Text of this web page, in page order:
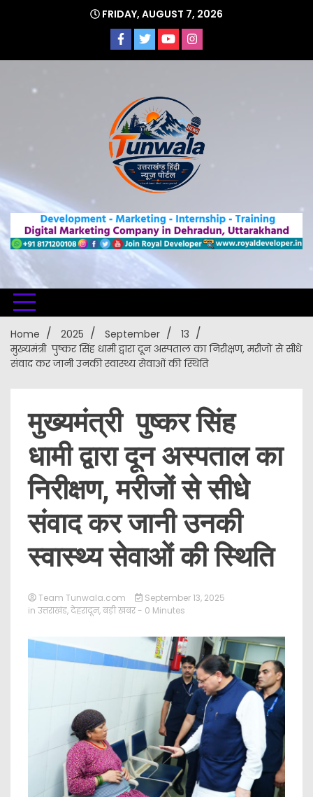
FRIDAY, AUGUST 7, 2026
Uttarakhand Hindi News Portal
Home 2025 September
13
मुख्यमंत्री पुष्कर सिंह धामी द्वारा दून अस्पताल का निरीक्षण, मरीजों से सीधे
संवाद कर जानी उनकी स्वास्थ्य सेवाओं की स्थिति
मुख्यमंत्री पुष्कर सिंह
धामी द्वारा दून अस्पताल का
निरीक्षण, मरीजों से सीधे
संवाद कर जानी उनकी
स्वास्थ्य सेवाओं की स्थिति
Team Tunwala.com
September 13, 2025
in उत्तराखंड,देहरादून,बड़ी खबर - 0 Minutes